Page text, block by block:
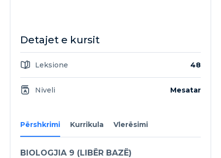
Përshkrimi Kurrikula Vlerësimi
BIOLOGJIA 9 (LIBËR BAZË)
Detajet e kursit
Leksione 48
Niveli Mesatar